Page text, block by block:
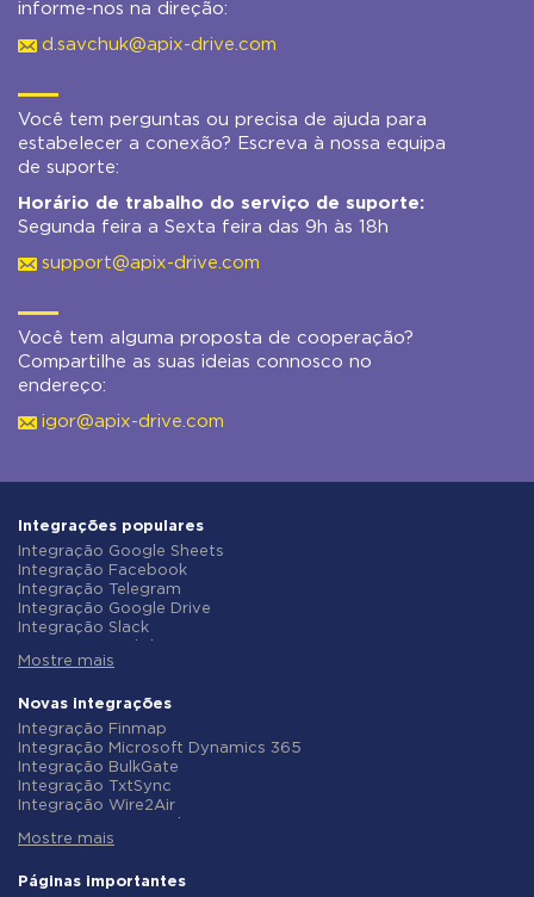
informe-nos na direção:
d.savchuk@apix-drive.com
Você tem perguntas ou precisa de ajuda para
estabelecer a conexão? Escreva à nossa equipa
de suporte:
Horário de trabalho do serviço de suporte:
Segunda feira a Sexta feira das 9h às 18h
support@apix-drive.com
Você tem alguma proposta de cooperação?
Compartilhe as suas ideias connosco no
endereço:
igor@apix-drive.com
Integrações populares
Integração Google Sheets
Integração Facebook
Integração Telegram
Integração Google Drive
Integração Slack
Integração Gmail
Integração ClickUp
Integração Airtable
Integração Google Contacts
Integração OpenAI (ChatGPT)
Integração Instagram
Integração ActiveCampaign
Integração Typeform
Integração Salesforce CRM
Integração Notion
Mostre mais
Novas integrações
Integração Finmap
Integração Microsoft Dynamics 365
Integração BulkGate
Integração TxtSync
Integração Wire2Air
Integração Infobip
Integração AtomPark
Mostre mais
Páginas importantes